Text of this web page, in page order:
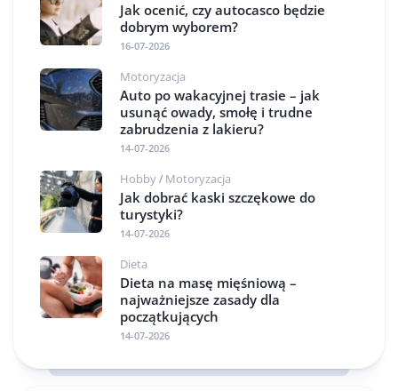
Jak ocenić, czy autocasco będzie
dobrym wyborem?
16-07-2026
Motoryzacja
Auto po wakacyjnej trasie – jak
usunąć owady, smołę i trudne
zabrudzenia z lakieru?
14-07-2026
Hobby/ Motoryzacja
Jak dobrać kaski szczękowe do
turystyki?
14-07-2026
Dieta
Dieta na masę mięśniową –
najważniejsze zasady dla
początkujących
14-07-2026